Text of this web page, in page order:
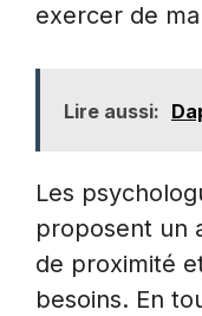
exercer de
Lire aussi:
Les
proposent un
de proximité
besoins. En